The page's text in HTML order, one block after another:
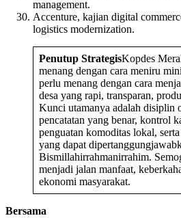
management.
Accenture, kajian digital
logistics modernization.
Penutup StrategisKopdes
menang dengan cara meniru
perlu menang dengan cara
desa yang rapi, transparan,
Kunci utamanya adalah disiplin
pencatatan yang benar, kontrol
penguatan komoditas lokal,
yang dapat
Bismillahirrahmanirrahim.
menjadi jalan manfaat,
ekonomi masyarakat.
Bersama